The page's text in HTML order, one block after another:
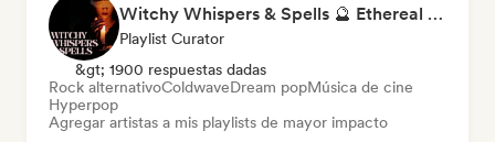
Witchy Whispers & Spells 🔮 Ethereal Art Pop & Dream Pop
Playlist Curator
&gt; 1900 respuestas dadas
Rock alternativoColdwaveDream popMúsica de cine
Hyperpop
Agregar artistas a mis playlists de mayor impacto